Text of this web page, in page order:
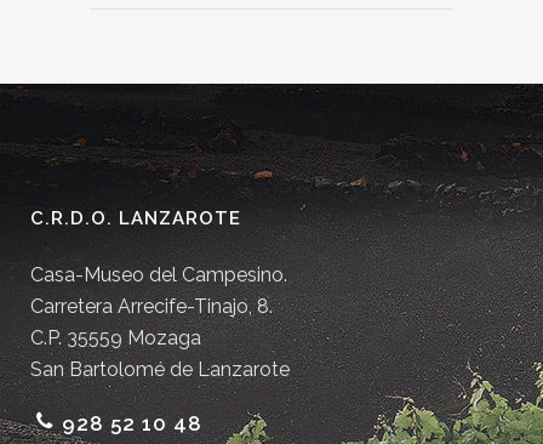
C.R.D.O. LANZAROTE
Casa-Museo del Campesino.
Carretera Arrecife-Tinajo, 8.
C.P. 35559 Mozaga
San Bartolomé de Lanzarote
928 52 10 48